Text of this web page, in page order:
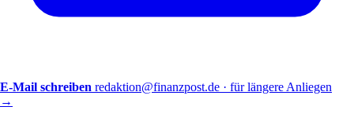
E-Mail schreiben redaktion@finanzpost.de · für längere Anliegen
→